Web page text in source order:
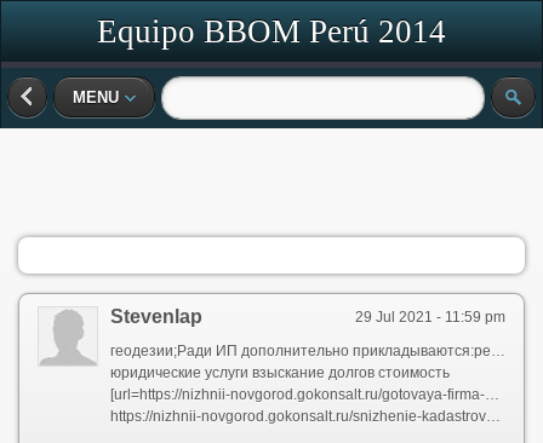
Equipo BBOM Perú 2014
MENU
29 Jul 2021 - 11:59 pm
Stevenlap
юридические услуги взыскание долгов стоимость
[url=https://nizhnii-novgorod.gokonsalt.ru/gotovaya-firma-s-liczenziej-na-otxodyi/]готовое ооо с лицензией на отходы[/url]
https://nizhnii-novgorod.gokonsalt.ru/snizhenie-kadastrovoj-stoimosti/ - снижение кадастровой стоимости цена